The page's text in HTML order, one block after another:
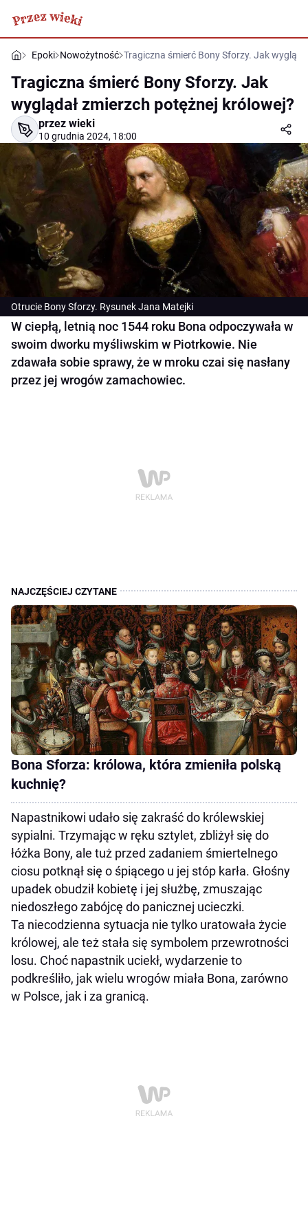
Epoki Nowożytność Tragiczna śmierć Bony Sforzy. Jak
Tragiczna śmierć Bony Sforzy. Jak
wyglądał zmierzch potężnej królowej?
przez wieki
10 grudnia 2024, 18:00
Otrucie Bony Sforzy. Rysunek Jana Matejki
W ciepłą, letnią noc 1544 roku Bona odpoczywała w
swoim dworku myśliwskim w Piotrkowie. Nie
zdawała sobie sprawy, że w mroku czai się nasłany
przez jej wrogów zamachowiec.
Bona Sforza: królowa, która zmieniła polską
kuchnię?
Napastnikowi udało się zakraść do królewskiej
sypialni. Trzymając w ręku sztylet, zbliżył się do
łóżka Bony, ale tuż przed zadaniem śmiertelnego
ciosu potknął się o śpiącego u jej stóp karła. Głośny
upadek obudził kobietę i jej służbę, zmuszając
niedoszłego zabójcę do panicznej ucieczki.
Ta niecodzienna sytuacja nie tylko uratowała życie
królowej, ale też stała się symbolem przewrotności
losu. Choć napastnik uciekł, wydarzenie to
podkreśliło, jak wielu wrogów miała Bona, zarówno
w Polsce, jak i za granicą.